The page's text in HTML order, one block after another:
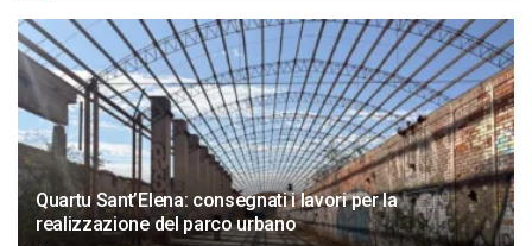
Quartu Sant’Elena: consegnati i lavori per la
realizzazione del parco urbano